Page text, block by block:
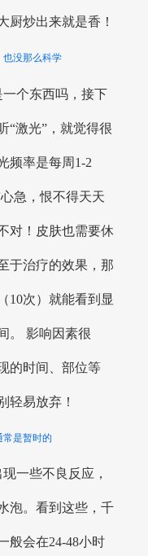
厨炒出来就是香！
也没那么科学
个东西吗，接下
“激光”，就觉得很
频率是每周1-2
急，恨不得天天
对！皮肤也需要休
于治疗的效果，那
10次）就能看到显
。 影响因素很
的时间、部位等
轻易放弃！
常是暂时的
一些不良反应，
泡。看到这些，千
般会在24-48小时